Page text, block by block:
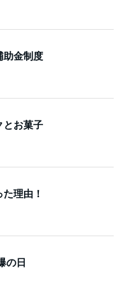
助金制度
とお菓子
理由！
の日